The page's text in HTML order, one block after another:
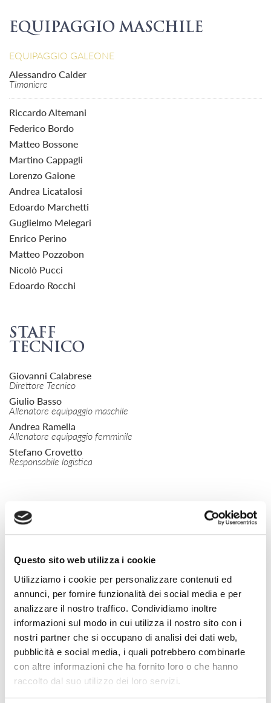
Questo sito web utilizza i cookie
Utilizziamo i cookie per personalizzare contenuti ed
annunci, per fornire funzionalità dei social media e per
analizzare il nostro traffico. Condividiamo inoltre
informazioni sul modo in cui utilizza il nostro sito con i
nostri partner che si occupano di analisi dei dati web,
pubblicità e social media, i quali potrebbero combinarle
con altre informazioni che ha fornito loro o che hanno
raccolto dal suo utilizzo dei loro servizi.
EQUIPAGGIO MASCHILE
EQUIPAGGIO GALEONE
Alessandro Calder
Timoniere
Riccardo Altemani
Federico Bordo
Matteo Bossone
Martino Cappagli
Lorenzo Gaione
Andrea Licatalosi
Edoardo Marchetti
Guglielmo Melegari
Enrico Perino
Matteo Pozzobon
Nicolò Pucci
Edoardo Rocchi
STAFF
TECNICO
Giovanni Calabrese
Direttore Tecnico
Giulio Basso
Allenatore equipaggio maschile
Andrea Ramella
Allenatore equipaggio femminile
Stefano Crovetto
Responsabile logistica
COMITATO
CITTADINO
Silvia Salis
Presidente
Giacomo Montanari
Vicepresidente
Marco Dodero
Vicepresidente
Lorenzo Garzarelli
Consigliere
Marco Speciale